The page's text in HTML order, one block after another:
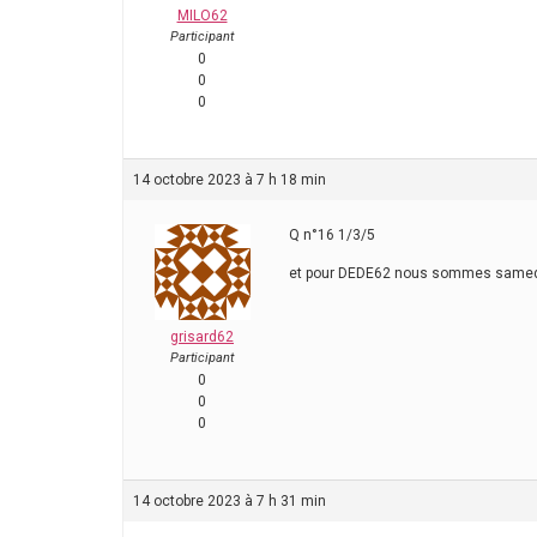
MILO62
Participant
0
0
0
14 octobre 2023 à 7 h 18 min
grisard62
Participant
0
0
0
Q n°16 1/3/5
et pour DEDE62 nous sommes
14 octobre 2023 à 7 h 31 min